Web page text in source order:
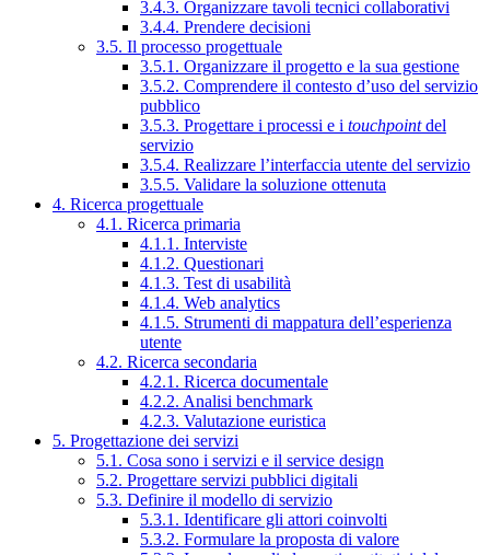
3.4.3. Organizzare tavoli tecnici collaborativi
3.4.4. Prendere decisioni
3.5. Il processo progettuale
3.5.1. Organizzare il progetto e la sua gestione
3.5.2. Comprendere il contesto d’uso del servizio
pubblico
3.5.3. Progettare i processi e i touchpointdel
servizio
3.5.4. Realizzare l’interfaccia utente del servizio
3.5.5. Validare la soluzione ottenuta
4. Ricerca progettuale
4.1. Ricerca primaria
4.1.1. Interviste
4.1.2. Questionari
4.1.3. Test di usabilità
4.1.4. Web analytics
4.1.5. Strumenti di mappatura dell’esperienza
utente
4.2. Ricerca secondaria
4.2.1. Ricerca documentale
4.2.2. Analisi benchmark
4.2.3. Valutazione euristica
5. Progettazione dei servizi
5.1. Cosa sono i servizi e il service design
5.2. Progettare servizi pubblici digitali
5.3. Definire il modello di servizio
5.3.1. Identificare gli attori coinvolti
5.3.2. Formulare la proposta di valore